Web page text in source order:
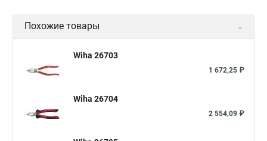
Похожие товары
Wiha 26703
1 672,25 ₽
Wiha 26704
2 554,09 ₽